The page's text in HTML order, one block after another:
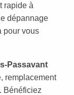
rapide à
dépannage
pour vous
Passavant
remplacement
Bénéficiez